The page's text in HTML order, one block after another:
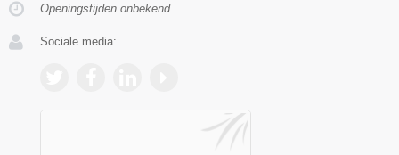
Openingstijden onbekend
Sociale media: